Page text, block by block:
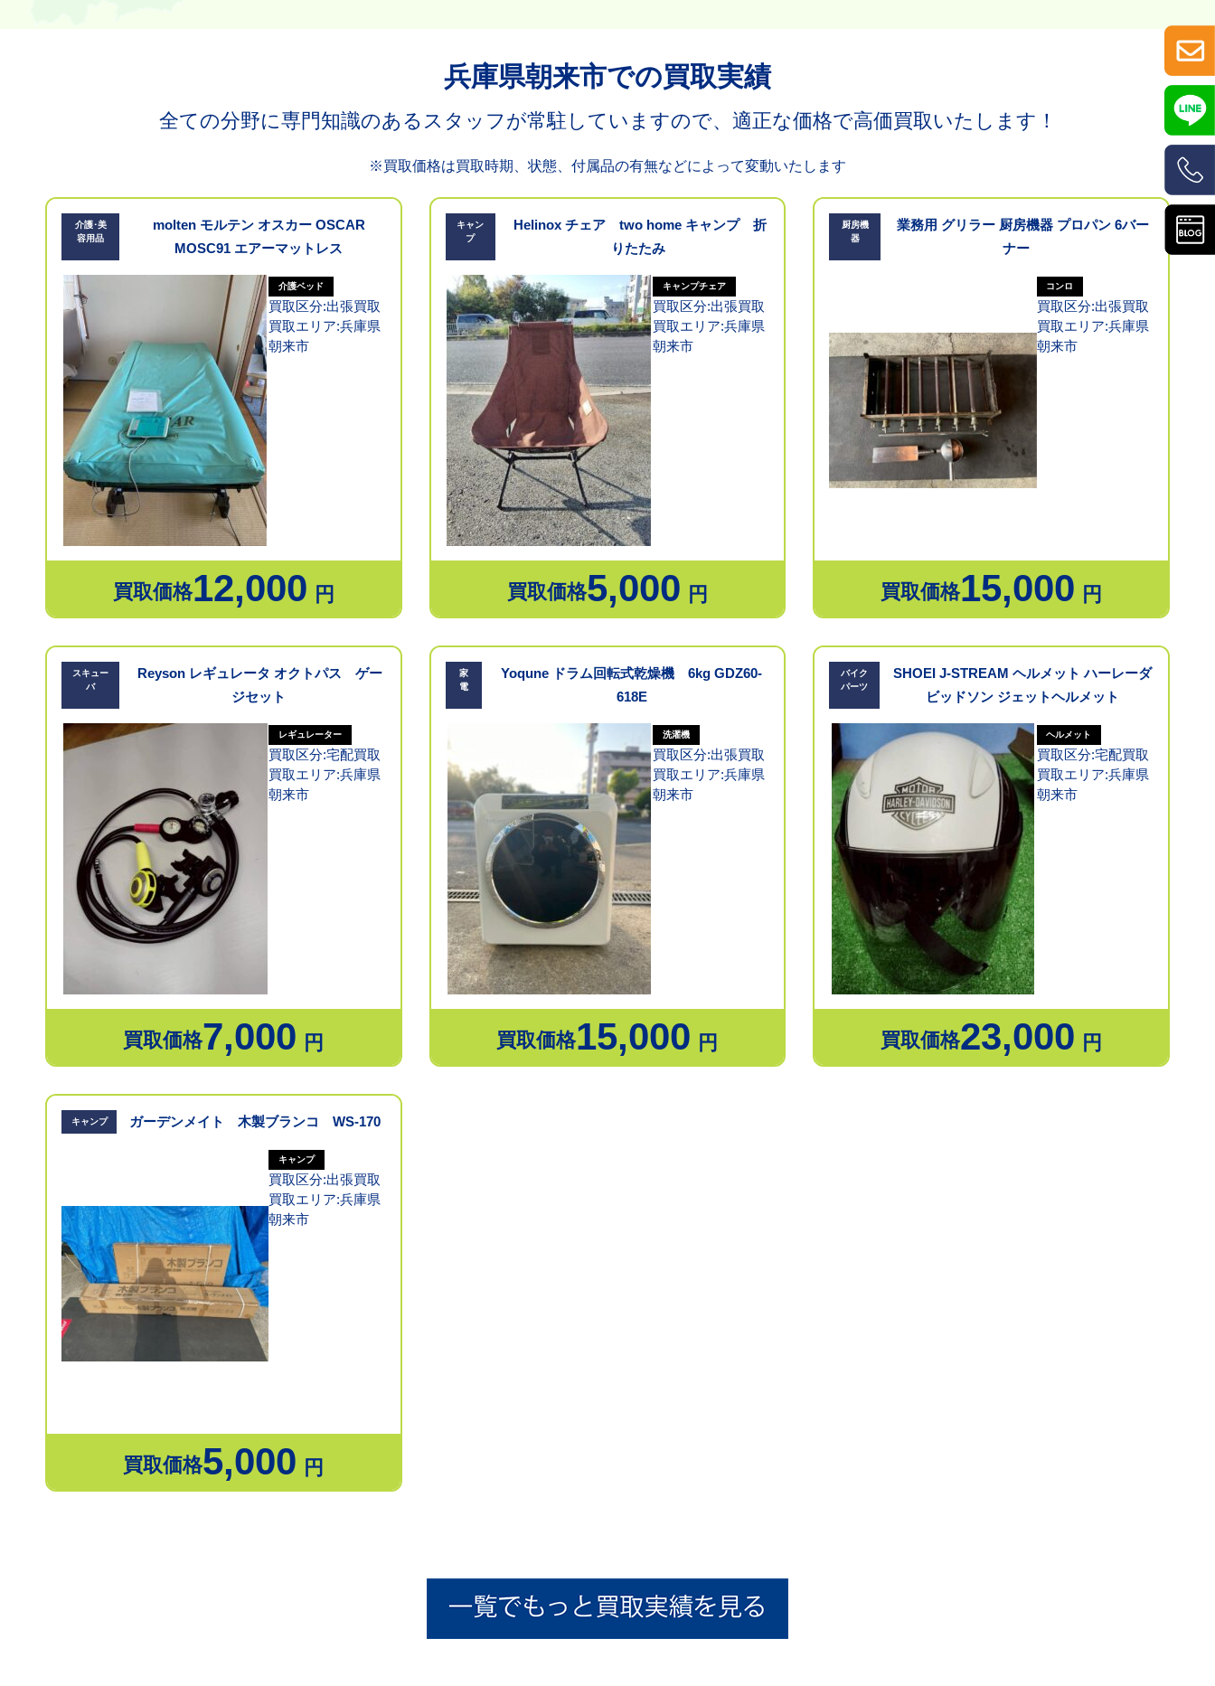
兵庫県朝来市での買取実績
全ての分野に専門知識のあるスタッフが常駐していますので、適正な価格で高価買取いたします！
※買取価格は買取時期、状態、付属品の有無などによって変動いたします
介護･美
容用品
molten モルテン オスカー OSCAR
MOSC91 エアーマットレス
介護ベッド
買取区分:出張買取
買取エリア:兵庫県
朝来市
買取価格12,000 円
キャン
プ
Helinox チェア two home キャンプ 折
りたたみ
キャンプチェア
買取区分:出張買取
買取エリア:兵庫県
朝来市
買取価格5,000 円
厨房機
器
業務用 グリラー 厨房機器 プロパン 6バー
ナー
コンロ
買取区分:出張買取
買取エリア:兵庫県
朝来市
買取価格15,000 円
スキュー
バ
Reyson レギュレータ オクトパス ゲー
ジセット
レギュレーター
買取区分:宅配買取
買取エリア:兵庫県
朝来市
買取価格7,000 円
家
電
Yoqune ドラム回転式乾燥機 6kg GDZ60-
618E
洗濯機
買取区分:出張買取
買取エリア:兵庫県
朝来市
買取価格15,000 円
バイク
パーツ
SHOEI J-STREAM ヘルメット ハーレーダ
ビッドソン ジェットヘルメット
ヘルメット
買取区分:宅配買取
買取エリア:兵庫県
朝来市
買取価格23,000 円
キャンプ ガーデンメイト 木製ブランコ WS-170
キャンプ
買取区分:出張買取
買取エリア:兵庫県
朝来市
買取価格5,000 円